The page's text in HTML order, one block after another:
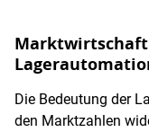
Die Bedeutung der
den Marktzahlen